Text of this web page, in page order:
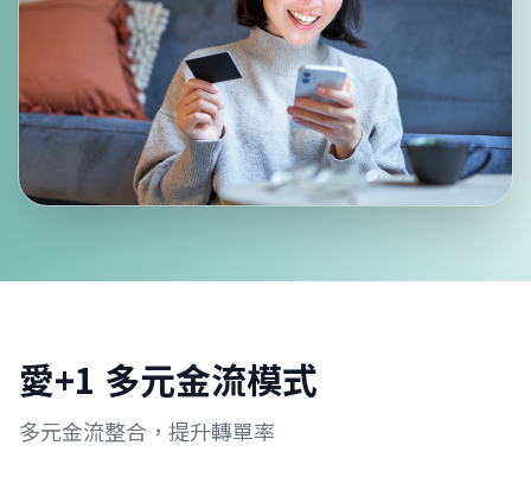
愛+1 多元金流模式
多元金流整合，提升轉單率